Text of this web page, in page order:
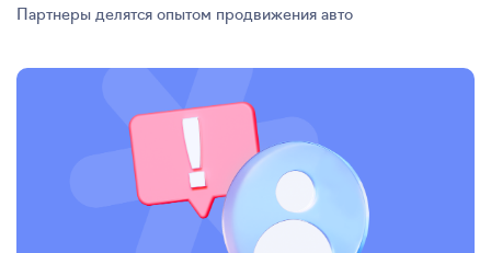
Партнеры делятся опытом продвижения авто